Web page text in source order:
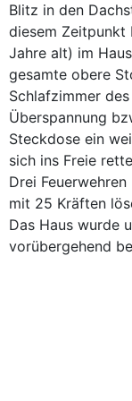
Blitz in den
diesem Zeitpunkt
Jahre alt) im
gesamte obere
Schlafzimmer
Überspannung
Steckdose ein
sich ins Freie
Drei
mit 25 Kräften
Das Haus wurde
vorübergehend